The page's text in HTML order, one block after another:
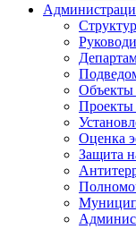
Объекты
Проекты
Оценка
Защита